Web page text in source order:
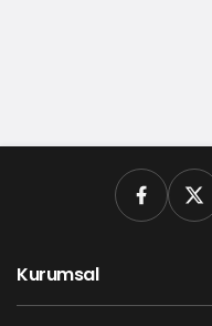
Kurumsal